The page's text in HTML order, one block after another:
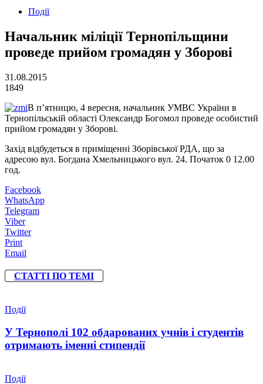
Події
Начальник міліції Тернопільщини
проведе прийом громадян у Зборові
31.08.2015
1849
В п’ятницю, 4 вересня, начальник УМВС України в
Тернопільській області Олександр Богомол проведе особистий
прийом громадян у Зборові.
Захід відбудеться в приміщенні Зборівської РДА, що за
адресою вул. Богдана Хмельницького вул. 24. Початок 0 12.00
год.
Facebook
WhatsApp
Telegram
Viber
Twitter
Print
Email
СТАТТІ ПО ТЕМІ
Події
У Тернополі 102 обдарованих учнів і студентів
отримають іменні стипендії
Події